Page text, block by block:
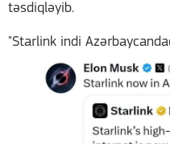
təsdiqləyib.
"Starlink indi